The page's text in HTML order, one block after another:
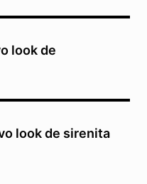
look de
look de sirenita